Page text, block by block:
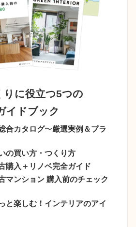
りに役立つ5つの
イドブック
合カタログ〜厳選実例＆プラ
の買い方・つくり方
購入＋リノベ完全ガイド
マンション 購入前のチェック
と楽しむ！インテリアのアイ